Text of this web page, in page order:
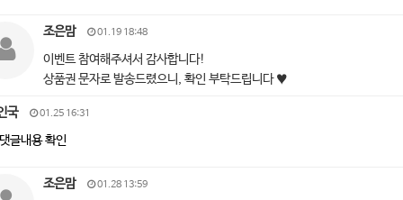
조은맘 01.19 18:48
이벤트 참여해주셔서 감사합니다!
상품권 문자로 발송드렸으니, 확인 부탁드립니다 ♥
국 01.25 16:31
댓글내용 확인
조은맘 01.28 13:59